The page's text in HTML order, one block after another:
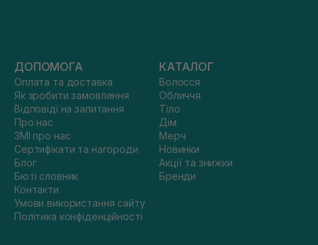
ДОПОМОГА
Оплата та доставка
Як зробити замовлення
Відповіді на запитання
Про нас
ЗМІ про нас
Сертифікати та нагороди
Блог
Бюті словник
Контакти
Умови використання сайту
Політика конфіденційності
КАТАЛОГ
Волосся
Обличчя
Тіло
Дім
Мерч
Новинки
Акції та знижки
Бренди